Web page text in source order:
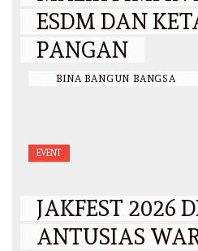
ESDM DAN
PANGAN
BINA BANGUN BANGSA
EVENT
JAKFEST 2026
ANTUSIAS